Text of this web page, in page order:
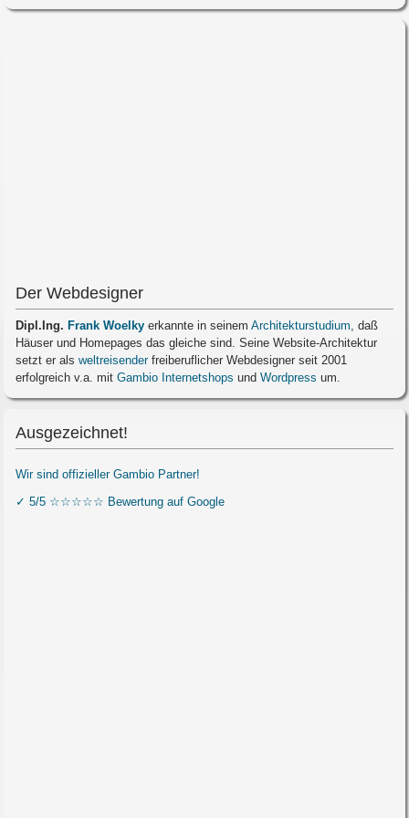
Der Webdesigner
Dipl.Ing. Frank Woelky erkannte in seinemArchitekturstudium, daß
Häuser und Homepages das gleiche sind. Seine Website-Architektur
setzt er alsweltreisenderfreiberuflicher Webdesigner seit 2001
erfolgreich v.a. mitGambio Internetshops undWordpress um.
Ausgezeichnet!
Wir sind offizieller Gambio Partner!
✓ 5/5 ☆☆☆☆☆ Bewertung auf Google